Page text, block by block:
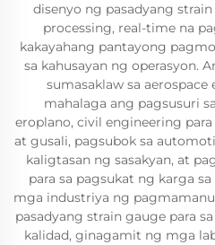
disenyo ng pasadyang
processing, real-time na
kakayahang pantayong
sa kahusayan ng operasyon.
sumasaklaw sa
mahalaga ang pagsusuri
eroplano, civil engineering
at gusali, pagsubok sa
kaligtasan ng sasakyan, at
para sa pagsukat ng karga
mga industriya ng
pasadyang strain gauge para
kalidad, ginagamit ng mga